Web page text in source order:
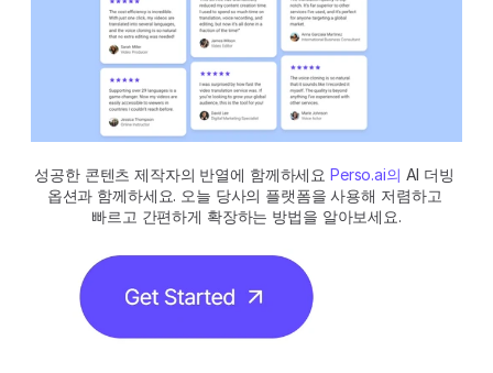
성공한 콘텐츠 제작자의 반열에 함께하세요 Perso.ai의 AI 더빙
옵션과 함께하세요. 오늘 당사의 플랫폼을 사용해 저렴하고
빠르고 간편하게 확장하는 방법을 알아보세요.